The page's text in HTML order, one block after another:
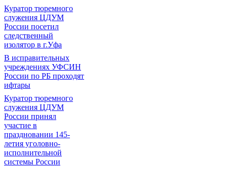
Куратор тюремного
служения ЦДУМ
России посетил
следственный
изолятор в г.Уфа
В исправительных
учреждениях УФСИН
России по РБ проходят
ифтары
Куратор тюремного
служения ЦДУМ
России принял
участие в
праздновании 145-
летия уголовно-
исполнительной
системы России